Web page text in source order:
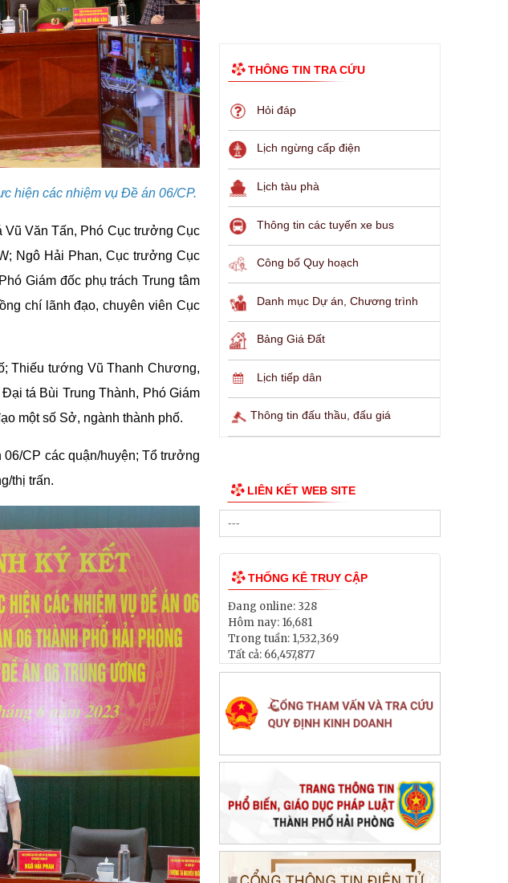
hiện các nhiệm vụ Đề án 06/CP.
Văn Tấn, Phó Cục trưởng Cục
Ngô Hải Phan, Cục trưởng Cục
Giám đốc phụ trách Trung tâm
chí lãnh đạo, chuyên viên Cục
Thiếu tướng Vũ Thanh Chương,
tá Bùi Trung Thành, Phó Giám
một số Sở, ngành thành phố.
CP các quận/huyện; Tổ trưởng
thị trấn.
THÔNG TIN TRA CỨU
Hỏi đáp
Lịch ngừng cấp điện
Lịch tàu phà
Thông tin các tuyến xe bus
Công bố Quy hoạch
Danh mục Dự án, Chương trình
Bảng Giá Đất
Lịch tiếp dân
Thông tin đấu thầu, đấu giá
LIÊN KẾT WEB SITE
THỐNG KÊ TRUY CẬP
Đang online: 328
Hôm nay: 16,681
Trong tuần: 1,532,369
Tất cả: 66,457,877